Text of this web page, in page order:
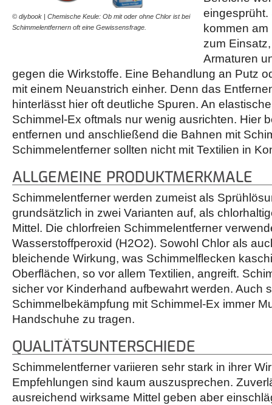
© diybook | Chemische Keule: Ob mit oder ohne Chlor ist bei
Schimmelentfernern oft eine Gewissensfrage.
eingesprüht.
kommen
zum
Armaturen
gegen die Wirkstoffe. Eine Behandlung an Putz
mit einem Neuanstrich einher. Denn das
hinterlässt hier oft deutliche Spuren. An
Schimmel-Ex oftmals nur wenig ausrichten. Hier
entfernen und anschließend die Bahnen mit
Schimmelentferner sollten nicht mit Textilien in
ALLGEMEINE PRODUKTMERKMALE
Schimmelentferner werden zumeist als
grundsätzlich in zwei Varianten auf, als
Mittel. Die chlorfreien Schimmelentferner
Wasserstoffperoxid (H2O2). Sowohl Chlor als
bleichende Wirkung, was Schimmelflecken
Oberflächen, so vor allem Textilien, angreift.
sicher vor Kinderhand aufbewahrt werden. Auch
Schimmelbekämpfung mit Schimmel-Ex immer
Handschuhe zu tragen.
QUALITÄTSUNTERSCHIEDE
Schimmelentferner variieren sehr stark in ihrer
Empfehlungen sind kaum auszusprechen.
ausreichend wirksame Mittel geben aber